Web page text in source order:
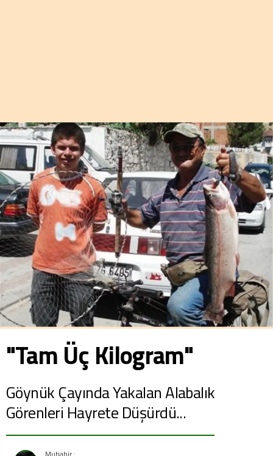
"Tam Üç Kilogram"
Göynük Çayında Yakalan Alabalık
Görenleri Hayrete Düşürdü...